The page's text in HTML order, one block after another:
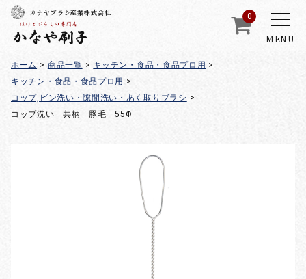
MENU
カナヤブラシ産業株式会社 0
ホーム > 商品一覧 > キッチン・食品・食品プロ用 >
キッチン・食品・食品プロ用 >
コップ,ビン洗い・隙間洗い・あく取りブラシ >
コップ洗い 共柄 豚毛 55Φ